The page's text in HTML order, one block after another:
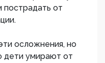
пострадать от
осложнения, но
дети умирают от